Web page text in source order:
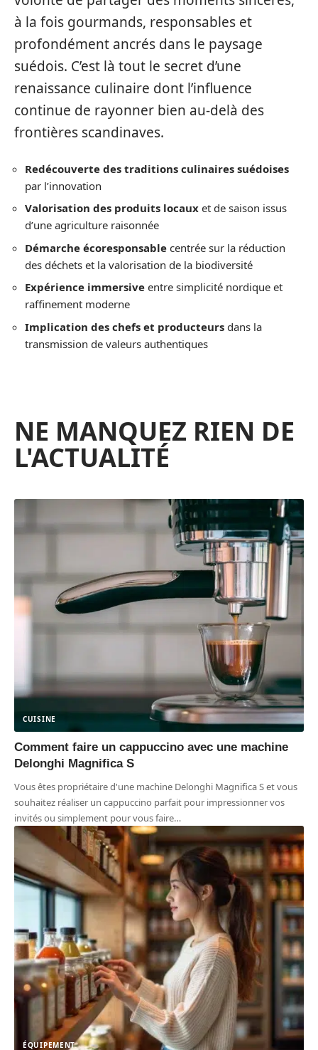
à la fois gourmands, responsables et
profondément ancrés dans le paysage
suédois. C’est là tout le secret d’une
renaissance culinaire dont l’influence
continue de rayonner bien au-delà des
frontières scandinaves.
Redécouverte des traditions culinaires suédoises
par l’innovation
Valorisation des produits locaux et de saison issus
d’une agriculture raisonnée
Démarche écoresponsable centrée sur la réduction
des déchets et la valorisation de la biodiversité
Expérience immersive entre simplicité nordique et
raffinement moderne
Implication des chefs et producteurs dans la
transmission de valeurs authentiques
NE MANQUEZ RIEN DE
L'ACTUALITÉ
CUISINE
Comment faire un cappuccino avec une machine
Delonghi Magnifica S
Vous êtes propriétaire d'une machine Delonghi Magnifica S et vous
souhaitez réaliser un cappuccino parfait pour impressionner vos
invités ou simplement pour vous faire…
ÉQUIPEMENT